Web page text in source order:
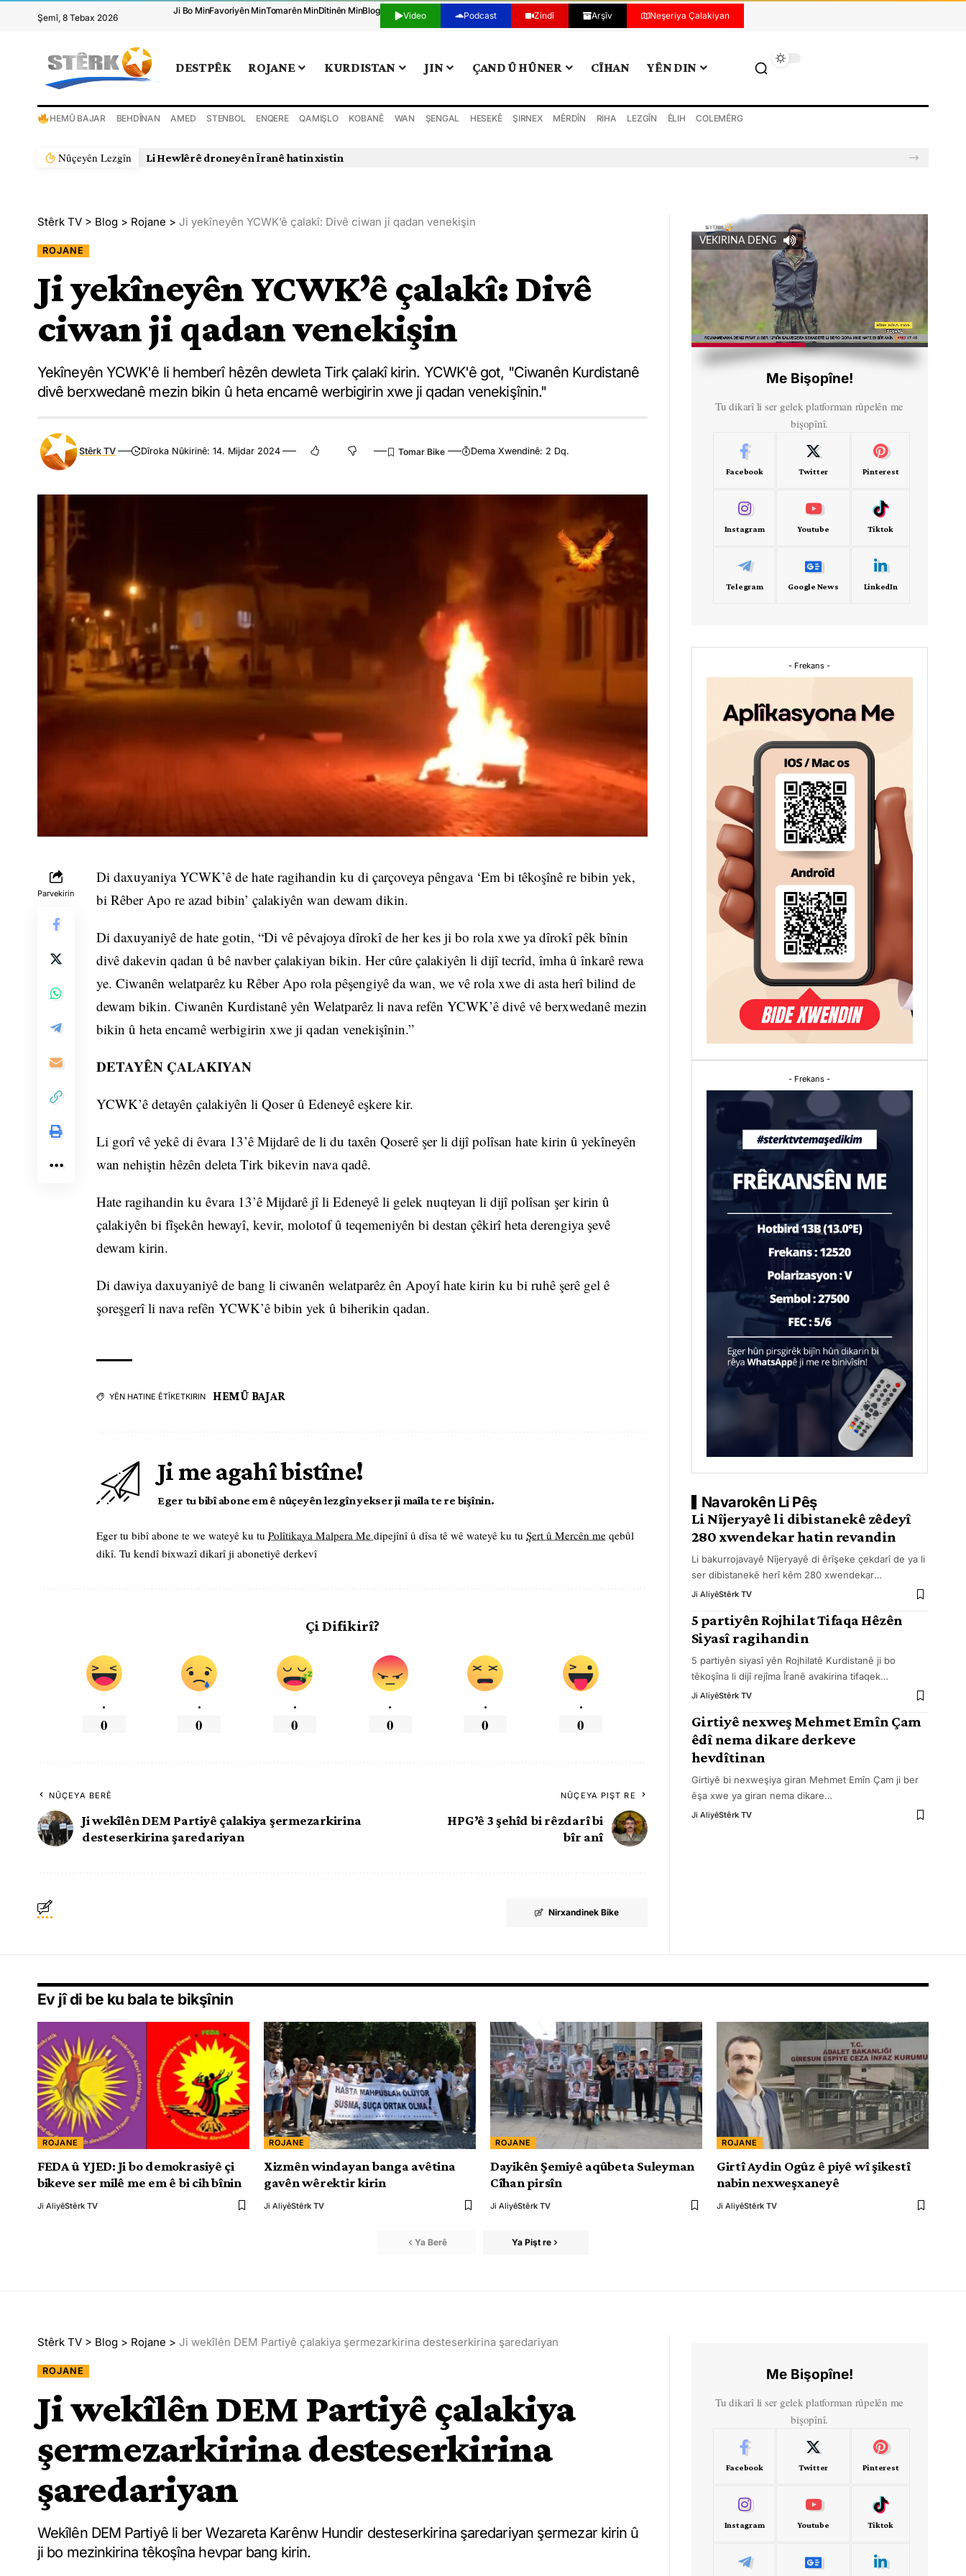
Şemî, 8 Tebax 2026
Ji Bo MinFavoriyên MinTomarên MinDîtinên MinBlog Video Podcast Zindî Arşîv Neşeriya Çalakiyan
DESTPÊK ROJANE KURDISTAN JIN ÇAND Û HÛNER CÎHAN YÊN DIN
HEMÛ BAJAR BEHDÎNAN AMED STENBOL ENQERE QAMIŞLO KOBANÊ WAN ŞENGAL HESEKÊ ŞIRNEX MÊRDÎN RIHA LEZGÎN ÊLIH COLEMÊRG
Nûçeyên Lezgîn Li Hewlêrê droneyên Îranê hatin xistin
Stêrk TV > Blog > Rojane > Ji yekîneyên YCWK’ê çalakî: Divê ciwan ji qadan venekişin
ROJANE
Ji yekîneyên YCWK’ê çalakî: Divê
ciwan ji qadan venekişin
Yekîneyên YCWK'ê li hemberî hêzên dewleta Tirk çalakî kirin. YCWK'ê got, "Ciwanên Kurdistanê
divê berxwedanê mezin bikin û heta encamê werbigirin xwe ji qadan venekişînin."
Stêrk TV Dîroka Nûkirinê: 14. Mijdar 2024 Dema Xwendinê: 2 Dq.
Parvekirin
Di daxuyaniya YCWK’ê de hate ragihandin ku di çarçoveya pêngava ‘Em bi têkoşînê re bibin yek,
bi Rêber Apo re azad bibin’ çalakiyên wan dewam dikin.
Di daxuyaniyê de hate gotin, “Di vê pêvajoya dîrokî de her kes ji bo rola xwe ya dîrokî pêk bînin
divê dakevin qadan û bê navber çalakiyan bikin. Her cûre çalakiyên li dijî tecrîd, îmha û înkarê rewa
ye. Ciwanên welatparêz ku Rêber Apo rola pêşengiyê da wan, we vê rola xwe di asta herî bilind de
dewam bikin. Ciwanên Kurdistanê yên Welatparêz li nava refên YCWK’ê divê vê berxwedanê mezin
bikin û heta encamê werbigirin xwe ji qadan venekişînin.”
DETAYÊN ÇALAKIYAN
YCWK’ê detayên çalakiyên li Qoser û Edeneyê eşkere kir.
Li gorî vê yekê di êvara 13’ê Mijdarê de li du taxên Qoserê şer li dijî polîsan hate kirin û yekîneyên
wan nehiştin hêzên deleta Tirk bikevin nava qadê.
Hate ragihandin ku êvara 13’ê Mijdarê jî li Edeneyê li gelek nuqteyan li dijî polîsan şer kirin û
çalakiyên bi fîşekên hewayî, kevir, molotof û teqemeniyên bi destan çêkirî heta derengiya şevê
dewam kirin.
Di dawiya daxuyaniyê de bang li ciwanên welatparêz ên Apoyî hate kirin ku bi ruhê şerê gel ê
şoreşgerî li nava refên YCWK’ê bibin yek û biherikin qadan.
YÊN HATINE ÊTÎKETKIRIN HEMÛ BAJAR
Ji me agahî bistîne!
Eger tu bibî abone em ê nûçeyên lezgîn yekser ji maîla te re bişînin.
Eger tu bibî abone te we wateyê ku tu Polîtikaya Malpera Me dipejînî û dîsa tê wê wateyê ku tu Şert û Mercên me qebûl
dikî. Tu kendî bixwazî dikarî ji abonetiyê derkevî
Çi Difikirî?
.
0
.
0
.
0
.
0
.
0
.
0
NÛÇEYA BERÊ
Ji wekîlên DEM Partiyê çalakiya şermezarkirina
desteserkirina şaredariyan
NÛÇEYA PIŞT RE
HPG’ê 3 şehîd bi rêzdarî bi
bîr anî
Nirxandinek Bike
VEKIRINA DENG
Me Bişopîne!
Tu dikarî li ser gelek platforman rûpelên me
bişopînî.
Facebook Twitter Pinterest
Instagram Youtube Tiktok
Telegram Google News LinkedIn
- Frekans -
- Frekans -
Navarokên Li Pêş
Li Nîjeryayê li dibistanekê zêdeyî
280 xwendekar hatin revandin
Li bakurrojavayê Nîjeryayê di êrîşeke çekdarî de ya li
ser dibistanekê herî kêm 280 xwendekar…
Ji AliyêStêrk TV
5 partiyên Rojhilat Tifaqa Hêzên
Siyasî ragihandin
5 partiyên siyasî yên Rojhilatê Kurdistanê ji bo
têkoşîna li dijî rejîma Îranê avakirina tifaqek…
Ji AliyêStêrk TV
Girtiyê nexweş Mehmet Emîn Çam
êdî nema dikare derkeve
hevdîtinan
Girtiyê bi nexweşiya giran Mehmet Emîn Çam ji ber
êşa xwe ya giran nema dikare…
Ji AliyêStêrk TV
Ev jî di be ku bala te bikşînin
ROJANE
FEDA û YJED: Ji bo demokrasiyê çi
bikeve ser milê me em ê bi cih bînin
Ji AliyêStêrk TV
ROJANE
Xizmên windayan banga avêtina
gavên wêrektir kirin
Ji AliyêStêrk TV
ROJANE
Dayikên Şemiyê aqûbeta Suleyman
Cîhan pirsîn
Ji AliyêStêrk TV
ROJANE
Girtî Aydin Ogûz ê piyê wî şikestî
nabin nexweşxaneyê
Ji AliyêStêrk TV
Ya Berê Ya Pişt re
Stêrk TV > Blog > Rojane > Ji wekîlên DEM Partiyê çalakiya şermezarkirina desteserkirina şaredariyan
ROJANE
Ji wekîlên DEM Partiyê çalakiya
şermezarkirina desteserkirina
şaredariyan
Wekîlên DEM Partiyê li ber Wezareta Karênw Hundir desteserkirina şaredariyan şermezar kirin û
ji bo mezinkirina têkoşîna hevpar bang kirin.
Me Bişopîne!
Tu dikarî li ser gelek platforman rûpelên me
bişopînî.
Facebook Twitter Pinterest
Instagram Youtube Tiktok